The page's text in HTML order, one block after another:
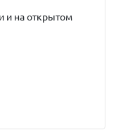
и на открытом